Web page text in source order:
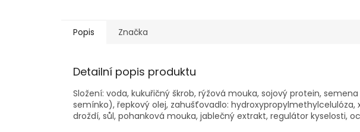
Popis Značka
Detailní popis produktu
Složení: voda, kukuřičný škrob, rýžová mouka, sojový protein,
semínko), řepkový olej, zahušťovadlo:
droždí, sůl, pohanková mouka, jablečný extrakt, regulátor kyselosti,